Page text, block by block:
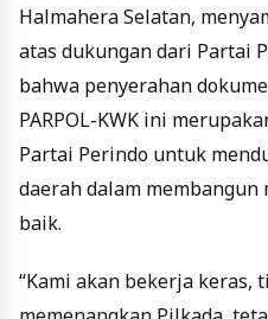
Halmahera Selatan,
atas dukungan dari Partai
bahwa penyerahan
PARPOL-KWK ini
Partai Perindo untuk
daerah dalam membangun
baik.
“Kami akan bekerja keras,